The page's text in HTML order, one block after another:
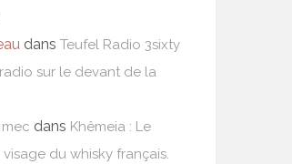
dans Teufel Radio 3sixty
sur le devant de la
dans Khêmeia : Le
du whisky français.